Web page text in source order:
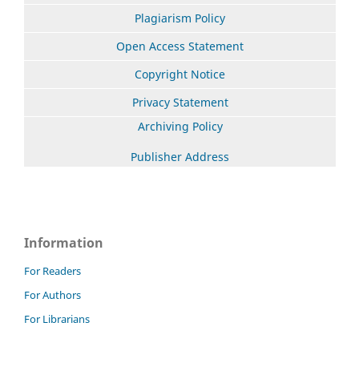
Plagiarism Policy
Open Access Statement
Copyright Notice
Privacy Statement
Archiving Policy
Publisher Address
Information
For Readers
For Authors
For Librarians